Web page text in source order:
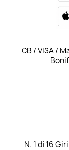
CB / VISA /
N. 1 di 16